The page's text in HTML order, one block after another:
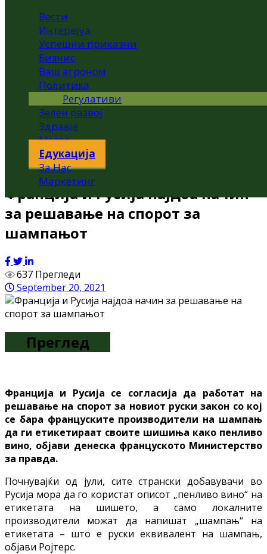
Вести
Интервјуа
Успешни приказни
Бизнис
Ваш агроном
Политика
Регулативи
Зелен развој
Здравје
Метео
Едукација
За Нас
Маркетинг
Франција и Русија најдоа начин
за решавање на спорот за
шампањот
637 Прегледи
September 20, 2021
Преглед
Франција и Русија се согласија да работат на
решавање на спорот за новиот руски закон со кој
се бара француските производители на шампањ
да ги етикетираат своите шишиња како пенливо
вино, објави денеска француското Министерство
за правда.
Почнувајќи од јули, сите странски добавувачи во
Русија мора да го користат описот „пенливо вино“ на
етикетата на шишето, а само локалните
производители можат да напишат „шампањ“ на
етикетата – што е руски еквивалент на шампањ,
објави Ројтерс.